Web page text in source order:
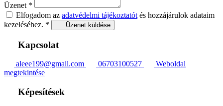
Üzenet *
Elfogadom az adatvédelmi tájékoztatót és hozzájárulok adataim
kezeléséhez. * Üzenet küldése
Kapcsolat
aleee199@gmail.com 06703100527
Weboldal
megtekintése
Képesítések